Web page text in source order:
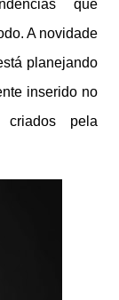
que
A novidade
planejando
inserido no
criados pela